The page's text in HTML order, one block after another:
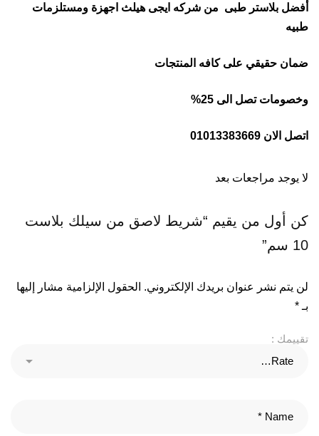
أفضل بلاستر طبى من شركه ايجى هيلث اجهزة ومستلزمات
طبيه
ضمان حقيقي على كافه المنتجات
وخصومات تصل الى 25%
اتصل الان 01013383669
لا يوجد مراجعات بعد
كن أول من يقيم “شريط لاصق من سيلك بلاست
10 سم”
لن يتم نشر عنوان بريدك الإلكتروني. الحقول الإلزامية مشار إليها
بـ *
تقييمك :